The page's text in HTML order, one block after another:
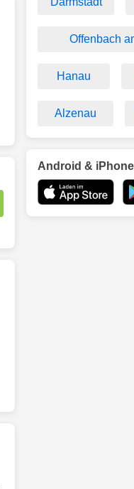
Offenbach
Hanau
Alzenau
Android &